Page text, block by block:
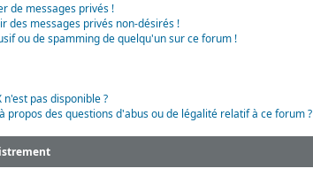
de messages privés !
des messages privés non-désirés !
ou de spamming de quelqu'un sur ce forum !
pas disponible ?
propos des questions d'abus ou de légalité relatif à ce forum ?